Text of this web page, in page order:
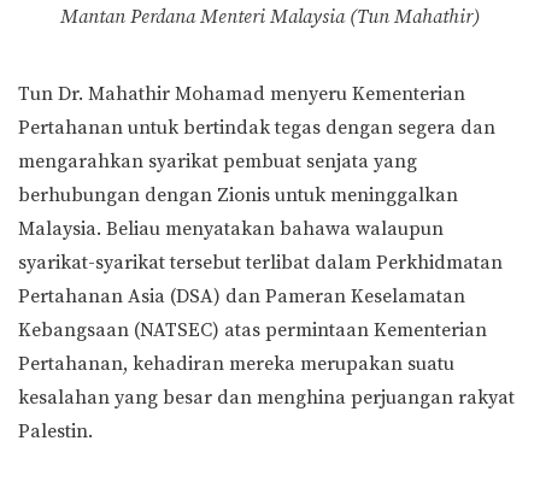
Mantan Perdana Menteri Malaysia (Tun Mahathir)
Tun Dr. Mahathir Mohamad menyeru Kementerian
Pertahanan untuk bertindak tegas dengan segera dan
mengarahkan syarikat pembuat senjata yang
berhubungan dengan Zionis untuk meninggalkan
Malaysia. Beliau menyatakan bahawa walaupun
syarikat-syarikat tersebut terlibat dalam Perkhidmatan
Pertahanan Asia (DSA) dan Pameran Keselamatan
Kebangsaan (NATSEC) atas permintaan Kementerian
Pertahanan, kehadiran mereka merupakan suatu
kesalahan yang besar dan menghina perjuangan rakyat
Palestin.